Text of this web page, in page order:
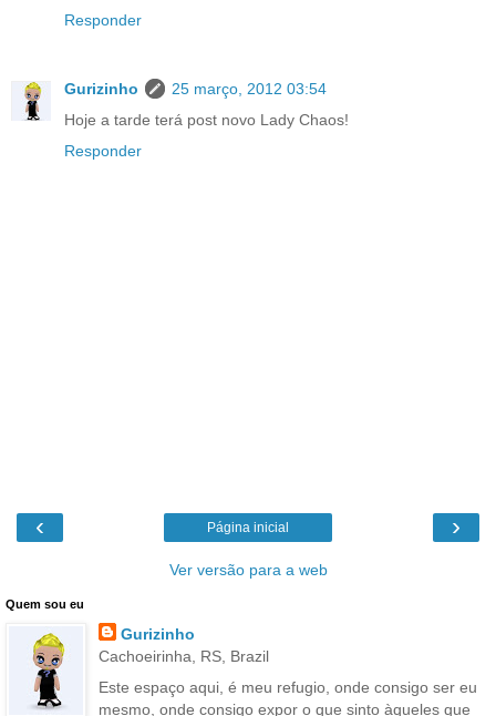
Responder
Gurizinho
25 março, 2012 03:54
Hoje a tarde terá post novo Lady Chaos!
Responder
‹ ›
Página inicial
Ver versão para a web
Quem sou eu
Gurizinho
Cachoeirinha, RS, Brazil
Este espaço aqui, é meu refugio, onde consigo ser eu
mesmo, onde consigo expor o que sinto àqueles que